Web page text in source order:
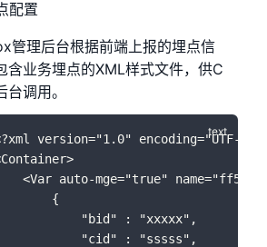
管理后台根据前端上报的埋点信
含业务埋点的XML样式文件，供C
调用。
version="1.0" encoding="UTF-
<Var auto-mge="true"
{
"bid" : "xxxxx",
"cid" : "sssss",